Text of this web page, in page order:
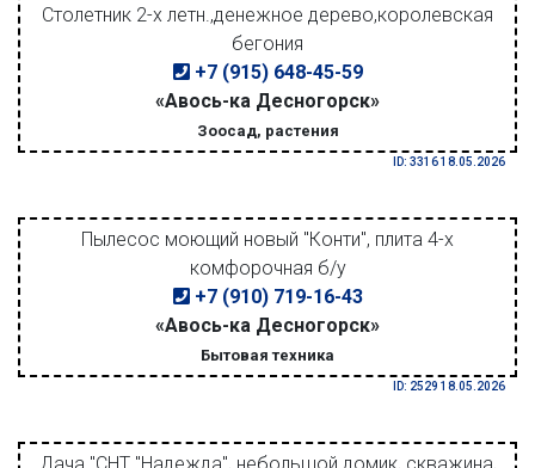
Столетник 2-х летн.,денежное дерево,королевская
бегония
+7 (915) 648-45-59
«Авось-ка Десногорск»
Зоосад, растения
ID: 3316 18.05.2026
Пылесос моющий новый "Конти", плита 4-х
комфорочная б/у
+7 (910) 719-16-43
«Авось-ка Десногорск»
Бытовая техника
ID: 2529 18.05.2026